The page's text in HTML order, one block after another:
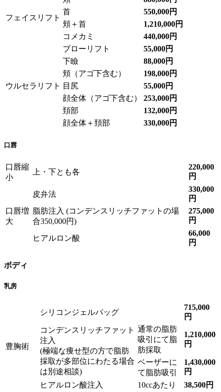
フェイスリフト
首
550,000円
頬＋首
1,210,000円
コメカミ
440,000円
ウルセラリフト
ブローリフト
55,000円
下瞼
88,000円
頬（アゴ下含む）
198,000円
目尻
55,000円
顔全体（アゴ下含む）
253,000円
頚部
132,000円
顔全体＋頚部
330,000円
口唇
口唇縮
小
上・下とも各
220,000
円
口唇増
大
皮弁法
330,000
円
脂肪注入 (コンデンスリッチファットの場
合350,000円)
275,000
円
ヒアルロン酸
66,000
円
ボディ
乳房
豊胸術
シリコンジェルバッグ
715,000
円
コンデンスリッチファット
注入
(極端な痩せ型の方で脂肪
採取が多部位にわたる場合
は別途相談)
通常の脂肪
吸引にて脂
肪採取
1,210,000
円
ベーザーに
て脂肪吸引
1,430,000
円
ヒアルロン酸注入
10ccあたり
38,500円